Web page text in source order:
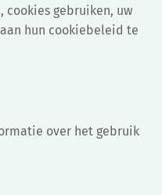
cookies gebruiken, uw
hun cookiebeleid te
over het gebruik